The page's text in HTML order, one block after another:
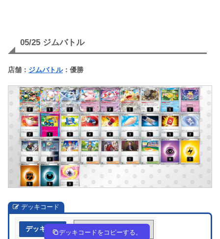
05/25 ジムバトル
店舗： ジムバトル：優勝
デッキコード
デッキ作成 FFkdk5-DHDw4l-bfFFFv
デッキコードをコピーする。